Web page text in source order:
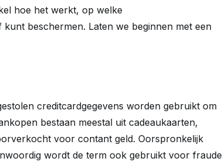
hoe het werkt, op welke
beschermen. Laten we beginnen met een
creditcardgegevens worden gebruikt om
bestaan meestal uit cadeaukaarten,
voor contant geld. Oorspronkelijk
wordt de term ook gebruikt voor fraude